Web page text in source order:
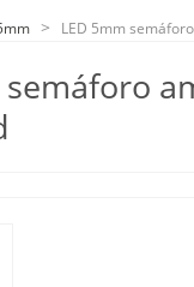
LED 5mm
semáforo